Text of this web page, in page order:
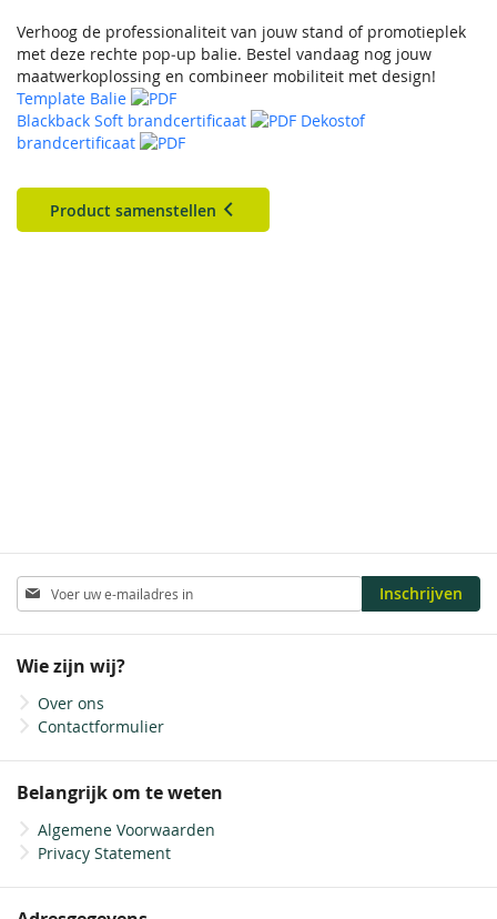
Verhoog de professionaliteit van jouw stand of promotieplek
met deze rechte pop‑up balie. Bestel vandaag nog jouw
maatwerkoplossing en combineer mobiliteit met design!
Template Balie
Blackback Soft brandcertificaat
Dekostof
brandcertificaat
Product samenstellen
Abonneer
u
op
nieuwsbrief
Inschrijven
Wie zijn wij?
Over ons
Contactformulier
Belangrijk om te weten
Algemene Voorwaarden
Privacy Statement